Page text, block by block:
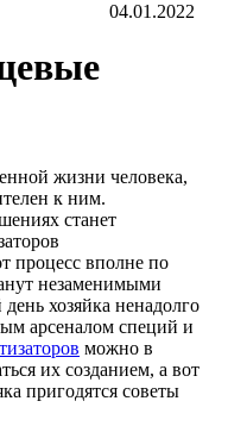
04.01.2022
жизни человека,
к ним.
станет
процесс вполне по
незаменимыми
хозяйка ненадолго
арсеналом специй и
можно в
их созданием, а вот
пригодятся советы